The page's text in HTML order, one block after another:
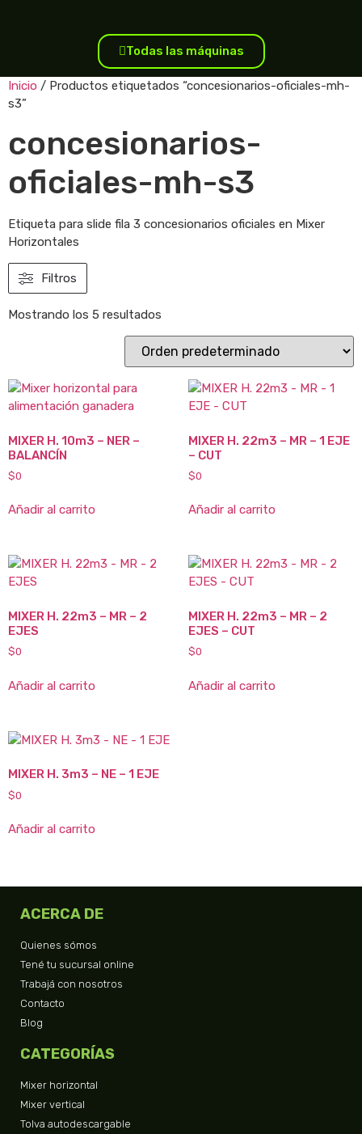
Todas las máquinas
Inicio / Productos etiquetados “concesionarios-oficiales-mh-
s3”
concesionarios-
oficiales-mh-s3
Etiqueta para slide fila 3 concesionarios oficiales en Mixer
Horizontales
Filtros
Mostrando los 5 resultados
MIXER H. 10m3 – NER –
BALANCÍN
$0
Añadir al carrito
MIXER H. 22m3 – MR – 1 EJE
– CUT
$0
Añadir al carrito
MIXER H. 22m3 – MR – 2
EJES
$0
Añadir al carrito
MIXER H. 22m3 – MR – 2
EJES – CUT
$0
Añadir al carrito
MIXER H. 3m3 – NE – 1 EJE
$0
Añadir al carrito
ACERCA DE
Quienes sómos
Tené tu sucursal online
Trabajá con nosotros
Contacto
Blog
CATEGORÍAS
Mixer horizontal
Mixer vertical
Tolva autodescargable